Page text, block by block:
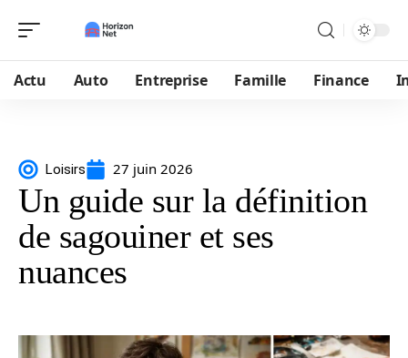
Actu Auto Entreprise Famille Finance
Loisirs 27 juin 2026
Un guide sur la définition
de sagouiner et ses
nuances